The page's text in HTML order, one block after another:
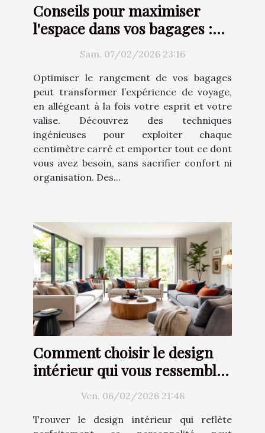
Conseils pour maximiser
l'espace dans vos bagages :
Techniques et astuces
Sam. 07/02/2026 23:16
Optimiser le rangement de vos bagages
peut transformer l’expérience de voyage,
en allégeant à la fois votre esprit et votre
valise. Découvrez des techniques
ingénieuses pour exploiter chaque
centimètre carré et emporter tout ce dont
vous avez besoin, sans sacrifier confort ni
organisation. Des...
Comment choisir le design
intérieur qui vous ressemble
Ven. 06/02/2026 21:48
Trouver le design intérieur qui reflète